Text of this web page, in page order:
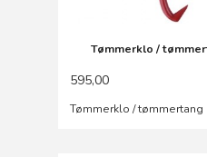
Tømmerklo /
595,00
Tømmerklo /